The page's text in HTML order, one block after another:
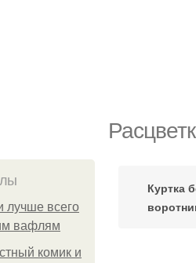
лучше всего
вафлям
комик и
Куртка